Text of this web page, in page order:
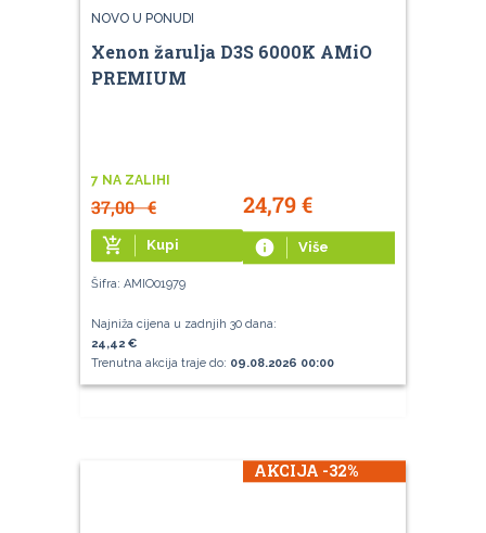
NOVO U PONUDI
Xenon žarulja D3S 6000K AMiO
PREMIUM
7 NA ZALIHI
37,00€ 24,79€
add_shopping_cart Kupi info Više
Šifra: AMIO01979
Najniža cijena u zadnjih 30 dana:
24,42 €
Trenutna akcija traje do: 09.08.2026 00:00
AKCIJA -32%